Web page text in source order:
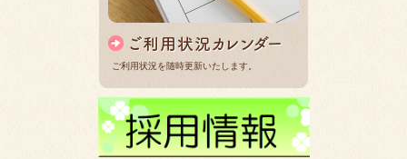
ご利用状況を随時更新いたします。